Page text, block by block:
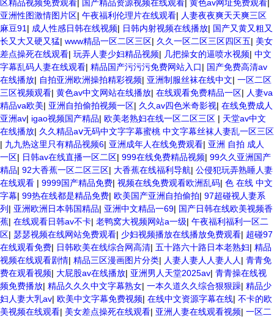
区精品视频免费观看| 国产精品资源视频在线观看| 黄色av网址免费观看|
亚洲性图激情图片区| 午夜福利伦理片在线观看| 人妻夜夜爽天天爽三区
麻豆91 | 成人性感日韩在线视频| 日韩内射视频在线播放| 国产又黄又粗又
长又大又硬又猛| www精品一区二区三区| 久久一区二区三区四区五| 美女
差点操死在线观看| 玩弄人妻少妇精品视频| 几把操女的逼喷水视频| 中文
字幕乱码人妻在线观看| 精品国产污污污免费网站入口| 国产免费高清av
在线播放| 自拍亚洲欧洲操拍精彩视频| 亚洲制服丝袜在线中文| 一区二区
三区视频观看| 黄色av中文网站在线播放| 在线观看免费精品一区| 人妻va
精品va欧美| 亚洲自拍偷拍视频一区| 久久av四色米奇影视| 在线免费成人
亚洲av| igao视频国产精品| 欧美老熟妇在线一区二区三区 | 天堂av中文
在线播放| 久久精品aⅴ无码中文字字幕蜜桃 中文字幕丝袜人妻乱一区三区
| 九九热这里只有精品视频6| 亚洲成年人在线免费观看| 亚洲 自拍 成人
一区| 日韩av在线直播一区二区| 999在线免费精品视频| 99久久亚洲国产
精品| 92大香蕉一区二区三区| 大香蕉在线福利导航| 公侵犯玩弄熟睡人妻
在线观看 | 9999国产精品免费| 视频在线免费观看欧洲乱码| 色 在线 中文
字幕| 99热在线都是精品免费| 欧美国产亚洲自拍偷拍| 97超碰视人妻系
列 | 亚洲欧洲日本韩国精品| 亚洲中文精品一69| 国产日韩在线欧美视频香
蕉| 在线观看日韩av不卡| 老鸭窝大视频网站a一级| 午夜福利福利一区二
区| 瑟瑟视频在线网站免费观看| 少妇视频播放在线播放免费观看| 超碰97
在线观看免费| 日韩欧美在线综合网高清| 五十路六十路日本老熟妇| 精品
视频在线观看剧情| 精品三区漫画图片分类| 人妻人妻人人妻人人 | 青青免
费在观看视频| 大屁股av在线播放| 亚洲男人天堂2025av| 青青操在线视
频免费播放| 精品久久久中文字幕熟女| 一本久道久久综合狠狠躁| 精品少
妇人妻大乳av| 欧美中文字幕免费视频| 在线中文资源字幕在线| 不卡的欧
美视频在线观看| 美女差点操死在线观看| 亚洲人妻在线观看视频| 一区二